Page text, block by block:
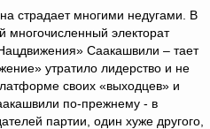
страдает многими недугами. В
многочисленный электорат
Саакашвили – тает
утратило лидерство и не
своих «выходцев» и
по-прежнему - в
партии, один хуже другого,